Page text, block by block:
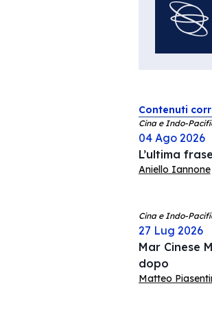
Contenuti
Cina e Indo-
04 Ago 2026
L’ultima
Aniello Iannone
Cina e Indo-
27 Lug 2026
Mar Cinese
dopo
Matteo